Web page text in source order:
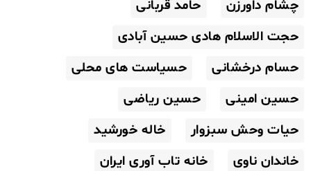
چشام داورزن
حامد قربانی
حجت الاسلام هادی حسین آبادی
حسام درخشانی
حسیاست های محلی
حسین امینی
حسین ریاضی
حیات وحش سبزوار
خاله خورشید
خاندان ناوی
خانه تاب آوری ایران